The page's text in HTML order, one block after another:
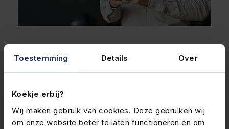
Toestemming Details Over
Koekje erbij?
Wij maken gebruik van cookies. Deze gebruiken wij
om onze website beter te laten functioneren en om
Communicatie die voor
vertrouwen zorgt